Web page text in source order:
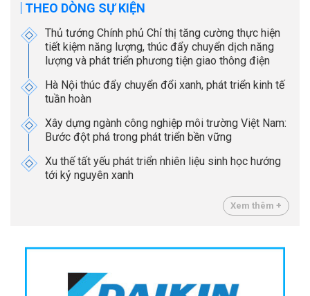
THEO DÒNG SỰ KIỆN
Thủ tướng Chính phủ Chỉ thị tăng cường thực hiện
tiết kiệm năng lượng, thúc đẩy chuyển dịch năng
lượng và phát triển phương tiện giao thông điện
Hà Nội thúc đẩy chuyển đổi xanh, phát triển kinh tế
tuần hoàn
Xây dựng ngành công nghiệp môi trường Việt Nam:
Bước đột phá trong phát triển bền vững
Xu thế tất yếu phát triển nhiên liệu sinh học hướng
tới kỷ nguyên xanh
Xem thêm +